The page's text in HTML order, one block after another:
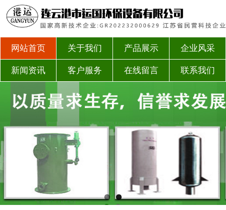
网站首页 关于我们 产品展示 企业风采
新闻资讯 客户服务 在线留言 联系我们